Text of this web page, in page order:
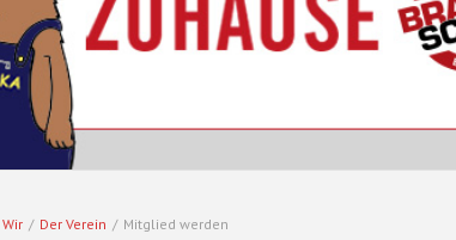
Wir / Der Verein / Mitglied werden